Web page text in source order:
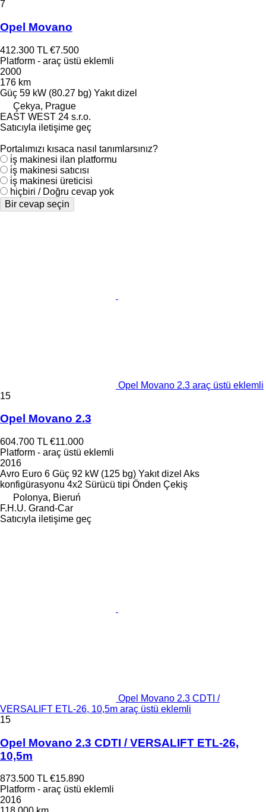
7
Opel Movano
412.300 TL €7.500
Platform - araç üstü eklemli
2000
176 km
Güç 59 kW (80.27 bg) Yakıt dizel
Çekya, Prague
EAST WEST 24 s.r.o.
Satıcıyla iletişime geç
Portalımızı kısaca nasıl tanımlarsınız?
i̇ş makinesi ilan platformu
i̇ş makinesi satıcısı
i̇ş makinesi üreticisi
hiçbiri / Doğru cevap yok
Bir cevap seçin
Opel Movano 2.3 araç üstü eklemli
15
Opel Movano 2.3
604.700 TL €11.000
Platform - araç üstü eklemli
2016
Avro Euro 6 Güç 92 kW (125 bg) Yakıt dizel Aks
konfigürasyonu 4x2 Sürücü tipi Önden Çekiş
Polonya, Bieruń
F.H.U. Grand-Car
Satıcıyla iletişime geç
Opel Movano 2.3 CDTI /
VERSALIFT ETL-26, 10,5m araç üstü eklemli
15
Opel Movano 2.3 CDTI / VERSALIFT ETL-26,
10,5m
873.500 TL €15.890
Platform - araç üstü eklemli
2016